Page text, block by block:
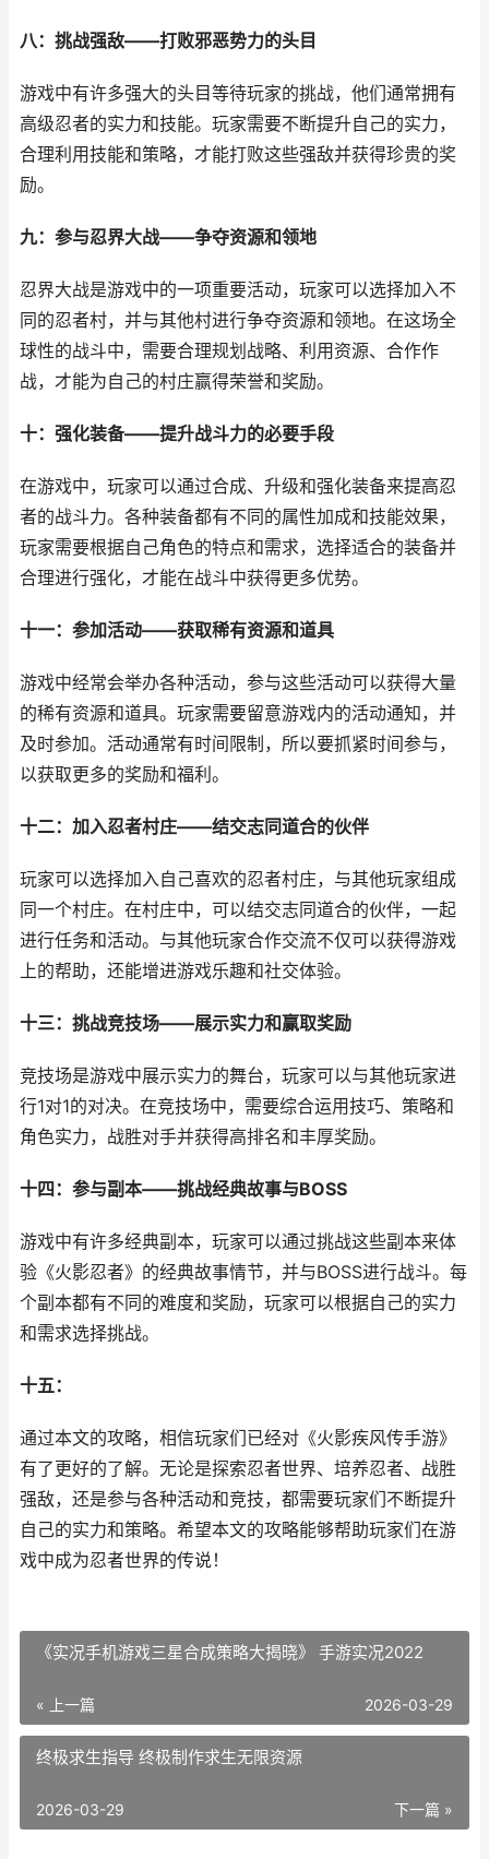
八：挑战强敌——打败邪恶势力的头目
游戏中有许多强大的头目等待玩家的挑战，他们通常拥有
高级忍者的实力和技能。玩家需要不断提升自己的实力，
合理利用技能和策略，才能打败这些强敌并获得珍贵的奖
励。
九：参与忍界大战——争夺资源和领地
忍界大战是游戏中的一项重要活动，玩家可以选择加入不
同的忍者村，并与其他村进行争夺资源和领地。在这场全
球性的战斗中，需要合理规划战略、利用资源、合作作
战，才能为自己的村庄赢得荣誉和奖励。
十：强化装备——提升战斗力的必要手段
在游戏中，玩家可以通过合成、升级和强化装备来提高忍
者的战斗力。各种装备都有不同的属性加成和技能效果，
玩家需要根据自己角色的特点和需求，选择适合的装备并
合理进行强化，才能在战斗中获得更多优势。
十一：参加活动——获取稀有资源和道具
游戏中经常会举办各种活动，参与这些活动可以获得大量
的稀有资源和道具。玩家需要留意游戏内的活动通知，并
及时参加。活动通常有时间限制，所以要抓紧时间参与，
以获取更多的奖励和福利。
十二：加入忍者村庄——结交志同道合的伙伴
玩家可以选择加入自己喜欢的忍者村庄，与其他玩家组成
同一个村庄。在村庄中，可以结交志同道合的伙伴，一起
进行任务和活动。与其他玩家合作交流不仅可以获得游戏
上的帮助，还能增进游戏乐趣和社交体验。
十三：挑战竞技场——展示实力和赢取奖励
竞技场是游戏中展示实力的舞台，玩家可以与其他玩家进
行1对1的对决。在竞技场中，需要综合运用技巧、策略和
角色实力，战胜对手并获得高排名和丰厚奖励。
十四：参与副本——挑战经典故事与BOSS
游戏中有许多经典副本，玩家可以通过挑战这些副本来体
验《火影忍者》的经典故事情节，并与BOSS进行战斗。每
个副本都有不同的难度和奖励，玩家可以根据自己的实力
和需求选择挑战。
十五：
通过本文的攻略，相信玩家们已经对《火影疾风传手游》
有了更好的了解。无论是探索忍者世界、培养忍者、战胜
强敌，还是参与各种活动和竞技，都需要玩家们不断提升
自己的实力和策略。希望本文的攻略能够帮助玩家们在游
戏中成为忍者世界的传说！
《实况手机游戏三星合成策略大揭晓》 手游实况2022
« 上一篇 2026-03-29
终极求生指导 终极制作求生无限资源
下一篇 »
2026-03-29